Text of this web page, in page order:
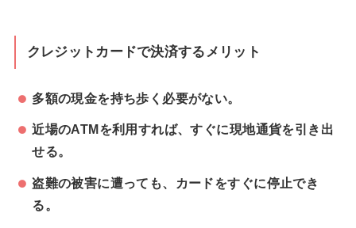
クレジットカードで決済するメリット
多額の現金を持ち歩く必要がない。
近場のATMを利用すれば、すぐに現地通貨を引き出
せる。
盗難の被害に遭っても、カードをすぐに停止でき
る。